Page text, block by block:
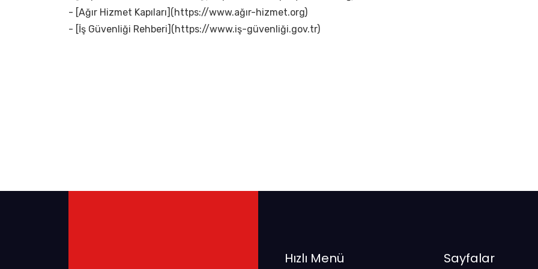
- [Ağır Hizmet Kapıları](https://www.ağır-hizmet.org)
- [İş Güvenliği Rehberi](https://www.iş-güvenliği.gov.tr)
Hızlı Menü Sayfalar